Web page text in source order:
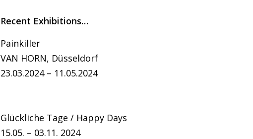
Recent Exhibitions…
Painkiller
VAN HORN, Düsseldorf
23.03.2024 – 11.05.2024
Glückliche Tage / Happy Days
15.05. – 03.11. 2024